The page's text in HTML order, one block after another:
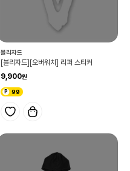
블리자드
[블리자드][오버워치] 리퍼 스티커
9,900
99